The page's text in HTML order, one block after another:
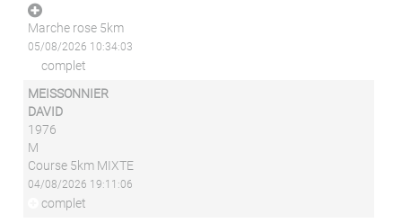
Marche rose 5km
05/08/2026 10:34:03
complet
MEISSONNIER
DAVID
1976
M
Course 5km MIXTE
04/08/2026 19:11:06
complet